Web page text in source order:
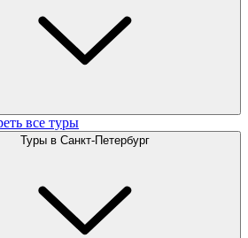
все туры
Туры в Санкт-Петербург